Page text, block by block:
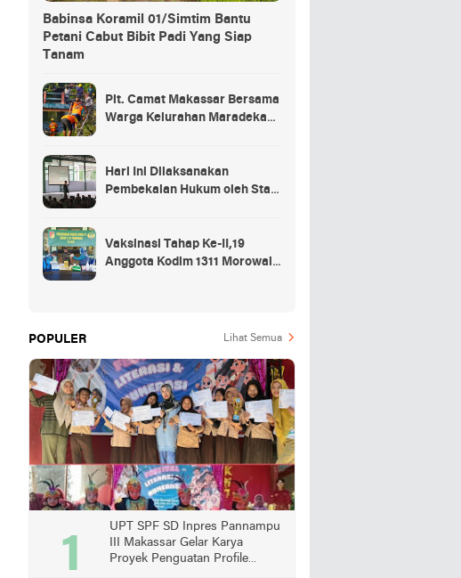
Babinsa Koramil 01/Simtim Bantu
Petani Cabut Bibit Padi Yang Siap
Tanam
Plt. Camat Makassar Bersama
Warga Kelurahan Maradekaya
Hari Ini Dilaksanakan
Pembekalan Hukum oleh Staf
Kostrad
Vaksinasi Tahap Ke-II,19
Anggota Kodim 1311 Morowali
POPULER Lihat Semua
UPT SPF SD Inpres Pannampu
III Makassar Gelar Karya
Proyek Penguatan Profile